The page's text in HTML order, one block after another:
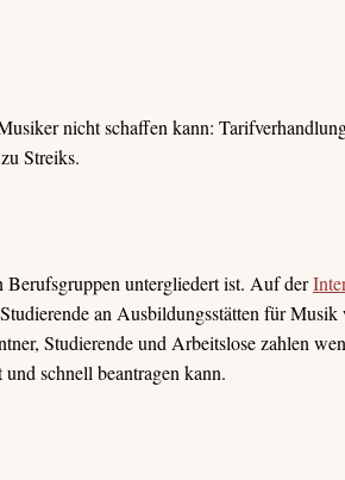
nicht schaffen kann:
Streiks.
Berufsgruppen untergliedert ist. Auf der
an Ausbildungsstätten für Musik
Studierende und Arbeitslose zahlen
schnell beantragen kann.